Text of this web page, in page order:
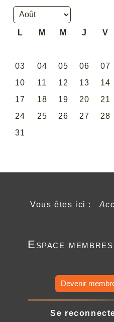
Vous êtes ici :
Espace membres
Devenir
Se